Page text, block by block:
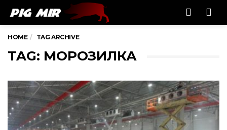
HOME TAG ARCHIVE
TAG: МОРОЗИЛКА